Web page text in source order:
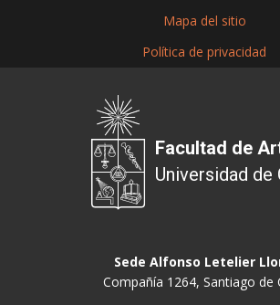
Mapa del sitio
Política de privacidad
Facultad de
Universidad de
Sede Alfonso Letelier
Compañía 1264, Santiago de